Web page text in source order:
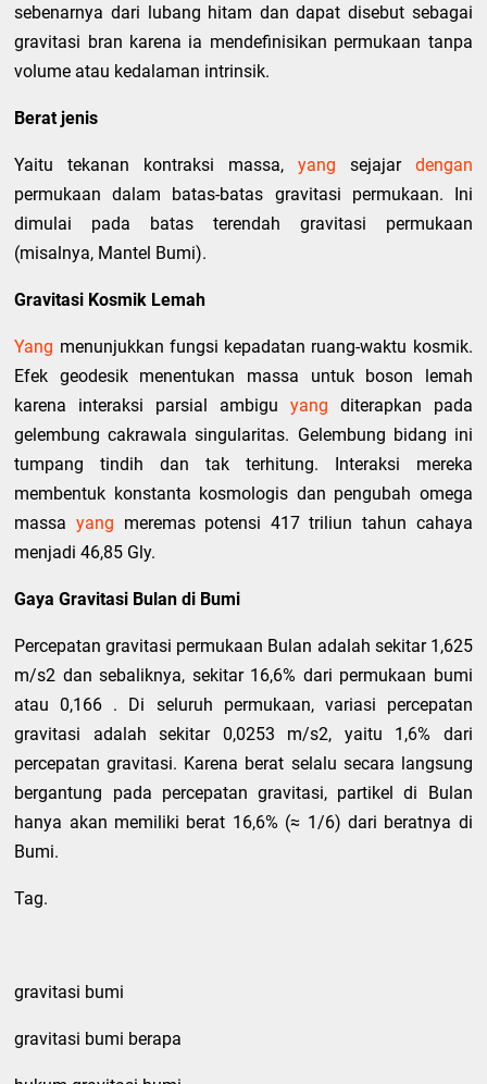
sebenarnya dari lubang hitam dan dapat disebut sebagai
gravitasi bran karena ia mendefinisikan permukaan tanpa
volume atau kedalaman intrinsik.
Berat jenis
Yaitu tekanan kontraksi massa, yang sejajar dengan
permukaan dalam batas-batas gravitasi permukaan. Ini
dimulai pada batas terendah gravitasi permukaan
(misalnya, Mantel Bumi).
Gravitasi Kosmik Lemah
Yang menunjukkan fungsi kepadatan ruang-waktu kosmik.
Efek geodesik menentukan massa untuk boson lemah
karena interaksi parsial ambigu yang diterapkan pada
gelembung cakrawala singularitas. Gelembung bidang ini
tumpang tindih dan tak terhitung. Interaksi mereka
membentuk konstanta kosmologis dan pengubah omega
massayang meremas potensi 417 triliun tahun cahaya
menjadi 46,85 Gly.
Gaya Gravitasi Bulan di Bumi
Percepatan gravitasi permukaan Bulan adalah sekitar 1,625
m/s2 dan sebaliknya, sekitar 16,6% dari permukaan bumi
atau 0,166 . Di seluruh permukaan, variasi percepatan
gravitasi adalah sekitar 0,0253 m/s2, yaitu 1,6% dari
percepatan gravitasi. Karena berat selalu secara langsung
bergantung pada percepatan gravitasi, partikel di Bulan
hanya akan memiliki berat 16,6% (≈ 1/6) dari beratnya di
Bumi.
Tag.
gravitasi bumi
gravitasi bumi berapa